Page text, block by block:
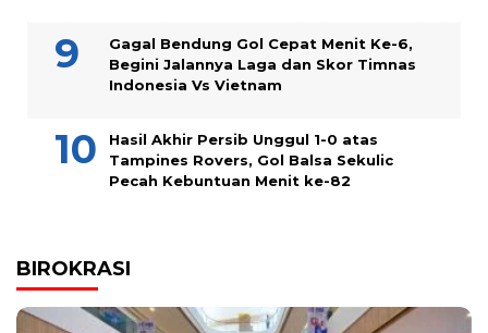
Gagal Bendung Gol Cepat Menit Ke-6,
Begini Jalannya Laga dan Skor Timnas
Indonesia Vs Vietnam
Hasil Akhir Persib Unggul 1-0 atas
Tampines Rovers, Gol Balsa Sekulic
Pecah Kebuntuan Menit ke-82
BIROKRASI